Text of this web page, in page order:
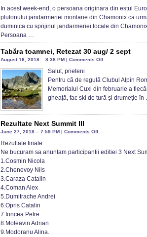
Ghid
fals
retinut
montana
franceza
In acest week-end, o persoana originara din estul
plutonului jandarmeriei montane din Chamonix ca
duminica cu sprijinul jandarmeriei locale din
Persoana …
Tabăra toamnei, Retezat 30 aug/ 2 sept
August 16, 2018 – 8:38 PM | Comments Offon
toamnei,
Retezat
30
Salut, prieteni
Pentru că de regulă Clubul Alpin
Memorialul Cuxi din februarie a
gheață, fac ski de tură și drumeție în
Rezultate Next Summit III
June 27, 2018 – 7:59 PM | Comments Offon
Next
Rezultate finale
Ne bucuram sa anuntam participantii editiei 3 Next
1.Cosmin Nicola
2.Chenevoy Nils
3.Caraza Catalin
4.Coman Alex
5.Dumitrache Andrei
6.Opris Catalin
7.Ioncea Petre
8.Moleavin Adrian
9.Modoranu Alina.